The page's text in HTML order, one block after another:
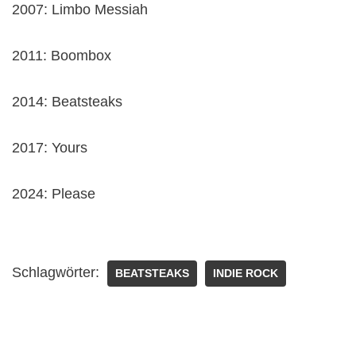
2007: Limbo Messiah
2011: Boombox
2014: Beatsteaks
2017: Yours
2024: Please
Schlagwörter: BEATSTEAKS INDIE ROCK